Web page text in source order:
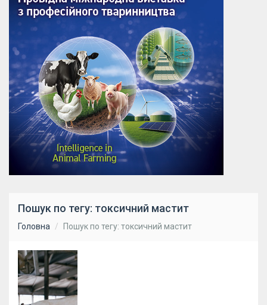
Пошук по тегу: токсичний мастит
Головна Пошук по тегу: токсичний мастит